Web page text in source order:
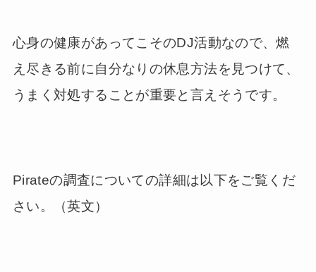
心身の健康があってこそのDJ活動なので、燃
え尽きる前に自分なりの休息方法を見つけて、
うまく対処することが重要と言えそうです。
Pirateの調査についての詳細は以下をご覧くだ
さい。（英文）